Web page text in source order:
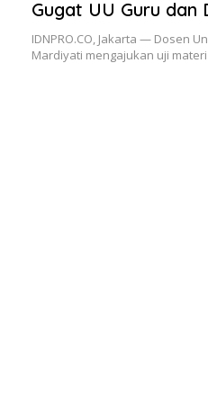
Gugat UU Guru dan
IDNPRO.CO, Jakarta — Dosen
Mardiyati mengajukan uji